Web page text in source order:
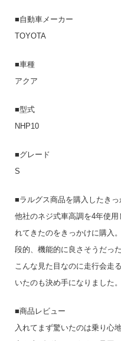
■自動車メーカー
TOYOTA
■車種
アクア
■型式
NHP10
■グレード
S
■ラルグス商品を購入したきっ
他社のネジ式車高調を4年使
れてきたのをきっかけに購入
段的、機能的に良さそうだっ
こんな見た目なのに走行会走
いたのも決め手になりました。
■商品レビュー
入れてまず驚いたのは乗り心地